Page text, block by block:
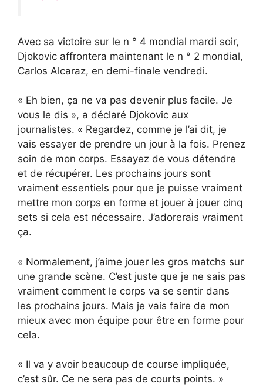
Avec sa victoire sur le n ° 4 mondial mardi soir,
Djokovic affrontera maintenant le n ° 2 mondial,
Carlos Alcaraz, en demi-finale vendredi.
« Eh bien, ça ne va pas devenir plus facile. Je
vous le dis », a déclaré Djokovic aux
journalistes. « Regardez, comme je l’ai dit, je
vais essayer de prendre un jour à la fois. Prenez
soin de mon corps. Essayez de vous détendre
et de récupérer. Les prochains jours sont
vraiment essentiels pour que je puisse vraiment
mettre mon corps en forme et jouer à jouer cinq
sets si cela est nécessaire. J’adorerais vraiment
ça.
« Normalement, j’aime jouer les gros matchs sur
une grande scène. C’est juste que je ne sais pas
vraiment comment le corps va se sentir dans
les prochains jours. Mais je vais faire de mon
mieux avec mon équipe pour être en forme pour
cela.
« Il va y avoir beaucoup de course impliquée,
c’est sûr. Ce ne sera pas de courts points. »